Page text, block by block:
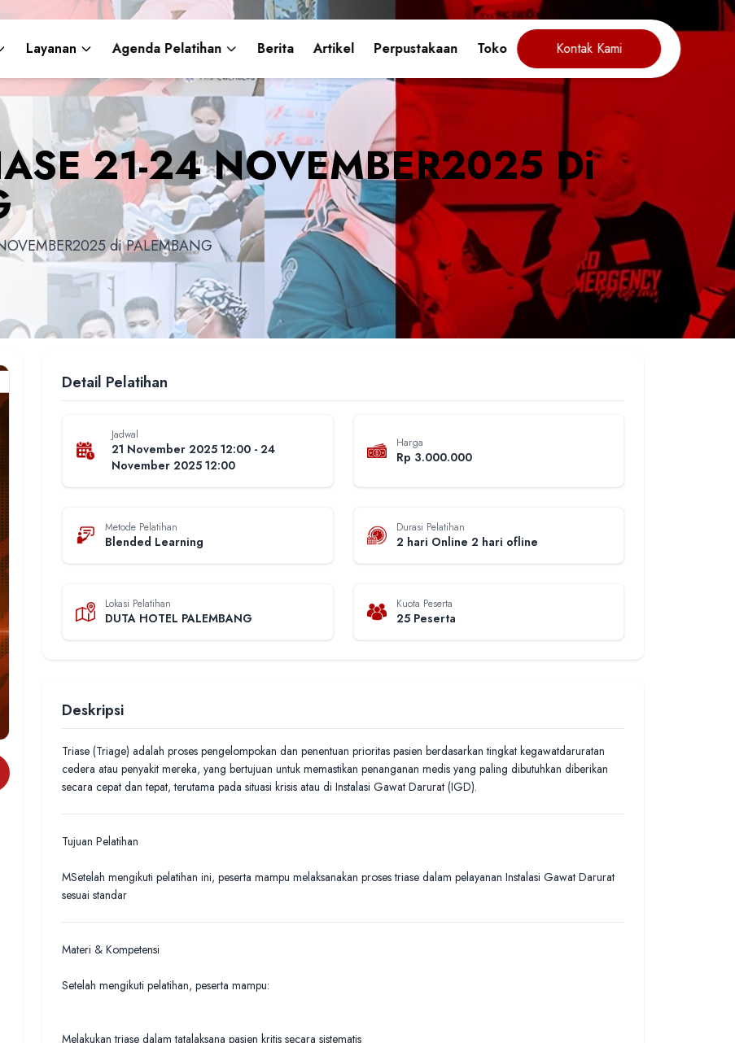
Layanan Agenda Pelatihan Berita Artikel Perpustakaan Toko Kontak Kami
21-24 NOVEMBER2025 Di
di PALEMBANG
Detail Pelatihan
Jadwal
21 November 2025 12:00 - 24
November 2025 12:00
Harga
Rp 3.000.000
Metode Pelatihan
Blended Learning
Durasi Pelatihan
2 hari Online 2 hari ofline
Lokasi Pelatihan
DUTA HOTEL PALEMBANG
Kuota Peserta
25 Peserta
Deskripsi
Triase (Triage) adalah proses pengelompokan dan penentuan prioritas pasien berdasarkan tingkat kegawatdaruratan
cedera atau penyakit mereka, yang bertujuan untuk memastikan penanganan medis yang paling dibutuhkan diberikan
secara cepat dan tepat, terutama pada situasi krisis atau di Instalasi Gawat Darurat (IGD).
Tujuan Pelatihan
MSetelah mengikuti pelatihan ini, peserta mampu melaksanakan proses triase dalam pelayanan Instalasi Gawat Darurat
sesuai standar
Materi & Kompetensi
Setelah mengikuti pelatihan, peserta mampu:
Melakukan triase dalam tatalaksana pasien kritis secara sistematis